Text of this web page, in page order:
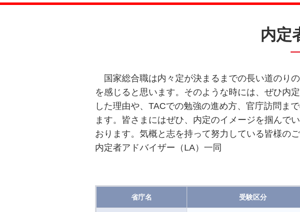
内定
国家総合職は内々定が決まるまでの長い道のり
を感じると思います。そのような時には、ぜひ内
した理由や、TACでの勉強の進め方、官庁訪問ま
ます。皆さまにはぜひ、内定のイメージを掴んで
おります。気概と志を持って努力している皆様の
内定者アドバイザー（LA）一同
省庁名 受験区分